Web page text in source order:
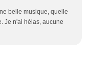
belle musique, quelle
Je n'ai hélas, aucune